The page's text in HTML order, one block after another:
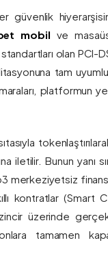
güvenlik
mobil ve
olan PCI-
tam
platformun
iletilir. Bunun yanı
merkeziyetsiz
kontratlar (Smart
üzerinde
tamamen